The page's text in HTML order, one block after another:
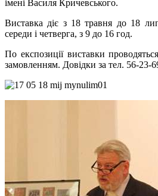
імені Василя Кричевського.
Виставка діє з 18 травня до 18
середи і четверга, з 9 до 16 год.
По експозиції виставки
замовленням. Довідки за тел. 56-23-